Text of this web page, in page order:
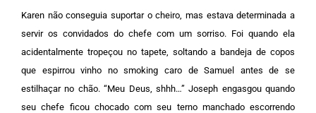
Karen não conseguia suportar o cheiro, mas estava determinada a
servir os convidados do chefe com um sorriso. Foi quando ela
acidentalmente tropeçou no tapete, soltando a bandeja de copos
que espirrou vinho no smoking caro de Samuel antes de se
estilhaçar no chão.“Meu Deus, shhh…” Joseph engasgou quando
seu chefe ficou chocado com seu terno manchado escorrendo